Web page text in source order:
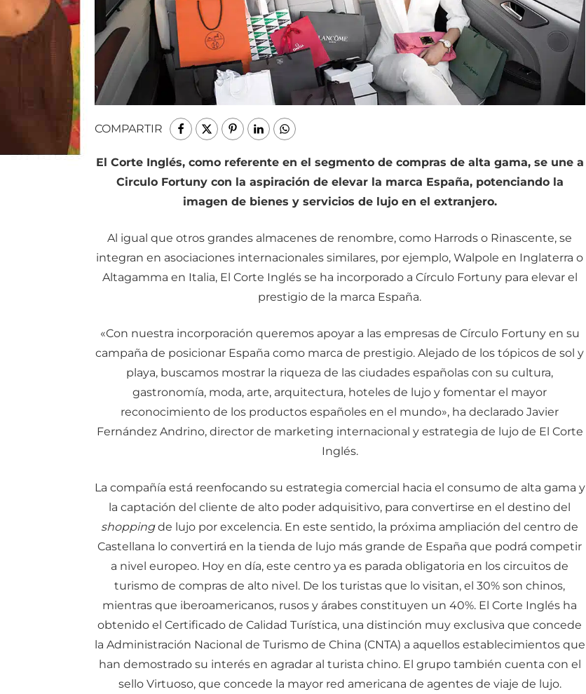
COMPARTIR
El Corte Inglés, como referente en el segmento de compras de alta gama, se une a
Circulo Fortuny con la aspiración de elevar la marca España, potenciando la
imagen de bienes y servicios de lujo en el extranjero.
Al igual que otros grandes almacenes de renombre, como Harrods o Rinascente, se
integran en asociaciones internacionales similares, por ejemplo, Walpole en Inglaterra o
Altagamma en Italia, El Corte Inglés se ha incorporado a Círculo Fortuny para elevar el
prestigio de la marca España.
«Con nuestra incorporación queremos apoyar a las empresas de Círculo Fortuny en su
campaña de posicionar España como marca de prestigio. Alejado de los tópicos de sol y
playa, buscamos mostrar la riqueza de las ciudades españolas con su cultura,
gastronomía, moda, arte, arquitectura, hoteles de lujo y fomentar el mayor
reconocimiento de los productos españoles en el mundo», ha declarado Javier
Fernández Andrino, director de marketing internacional y estrategia de lujo de El Corte
Inglés.
La compañía está reenfocando su estrategia comercial hacia el consumo de alta gama y
la captación del cliente de alto poder adquisitivo, para convertirse en el destino del
shoppingde lujo por excelencia. En este sentido, la próxima ampliación del centro de
Castellana lo convertirá en la tienda de lujo más grande de España que podrá competir
a nivel europeo. Hoy en día, este centro ya es parada obligatoria en los circuitos de
turismo de compras de alto nivel. De los turistas que lo visitan, el 30% son chinos,
mientras que iberoamericanos, rusos y árabes constituyen un 40%. El Corte Inglés ha
obtenido el Certificado de Calidad Turística, una distinción muy exclusiva que concede
la Administración Nacional de Turismo de China (CNTA) a aquellos establecimientos que
han demostrado su interés en agradar al turista chino. El grupo también cuenta con el
sello Virtuoso, que concede la mayor red americana de agentes de viaje de lujo.